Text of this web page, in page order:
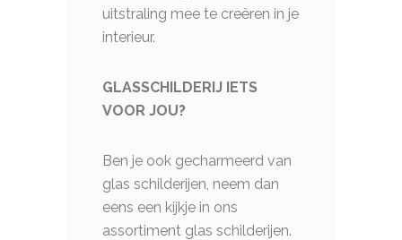
uitstraling mee te creëren in je
interieur.
GLASSCHILDERIJ IETS
VOOR JOU?
Ben je ook gecharmeerd van
glas schilderijen, neem dan
eens een kijkje in ons
assortiment glas schilderijen.